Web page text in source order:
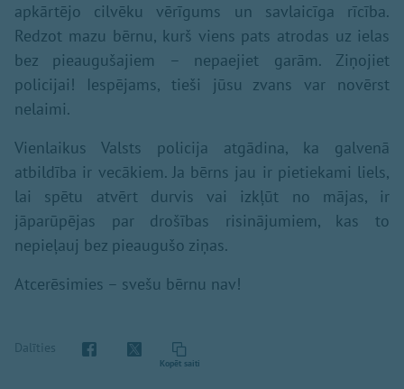
apkārtējo cilvēku vērīgums un savlaicīga rīcība.
Redzot mazu bērnu, kurš viens pats atrodas uz ielas
bez pieaugušajiem – nepaejiet garām. Ziņojiet
policijai! Iespējams, tieši jūsu zvans var novērst
nelaimi.
Vienlaikus Valsts policija atgādina, ka galvenā
atbildība ir vecākiem. Ja bērns jau ir pietiekami liels,
lai spētu atvērt durvis vai izkļūt no mājas, ir
jāparūpējas par drošības risinājumiem, kas to
nepieļauj bez pieaugušo ziņas.
Atcerēsimies – svešu bērnu nav!
Dalīties
Kopēt saiti